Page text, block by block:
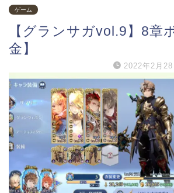
ゲーム
【グランサガvol.9】8章
金】
2022年2月28